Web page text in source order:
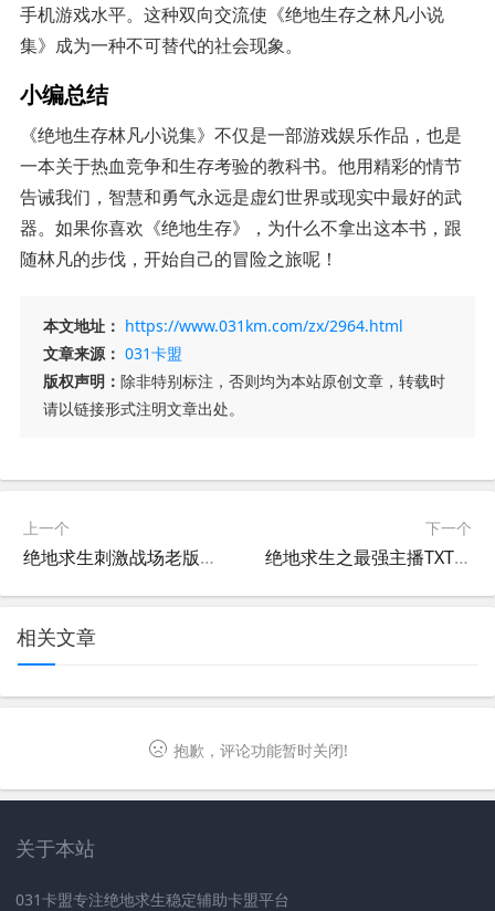
手机游戏水平。这种双向交流使《绝地生存之林凡小说
集》成为一种不可替代的社会现象。
小编总结
《绝地生存林凡小说集》不仅是一部游戏娱乐作品，也是
一本关于热血竞争和生存考验的教科书。他用精彩的情节
告诫我们，智慧和勇气永远是虚幻世界或现实中最好的武
器。如果你喜欢《绝地生存》，为什么不拿出这本书，跟
随林凡的步伐，开始自己的冒险之旅呢！
本文地址： https://www.031km.com/zx/2964.html
文章来源： 031卡盟
版权声明： 除非特别标注，否则均为本站原创文章，转载时
请以链接形式注明文章出处。
上一个
绝地求生刺激战场老版本下载，体验经典玩法-刺激战场旧版本下载，找回最初的快乐
下一个
绝地求生之最强主播TXT下载 八零后玩家必看-绝地求生游戏主播经验分享TXT八零后适用
相关文章
抱歉，评论功能暂时关闭!
关于本站
031卡盟专注绝地求生稳定辅助卡盟平台